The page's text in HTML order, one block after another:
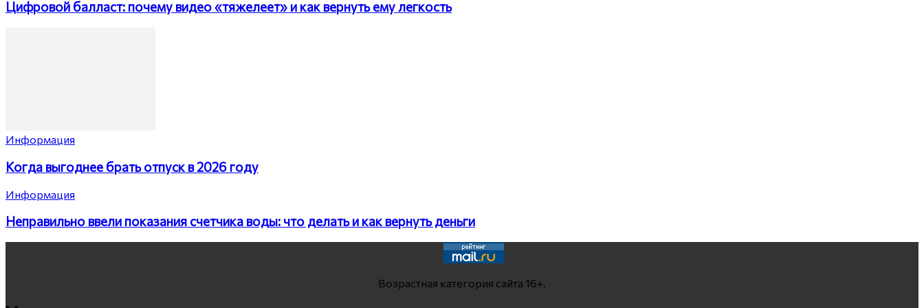
Цифровой балласт: почему видео «тяжелеет» и как вернуть ему легкость
Информация
Когда выгоднее брать отпуск в 2026 году
Информация
Неправильно ввели показания счетчика воды: что делать и как вернуть деньги
Возрастная категория сайта 16+.